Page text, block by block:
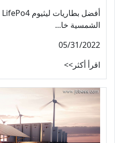
الشمسية خا...
05/31/2022
اقرأ أكثر>>